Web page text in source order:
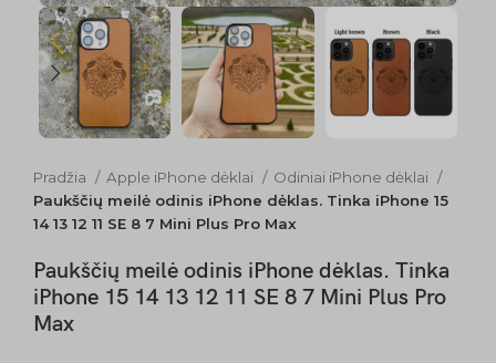
Pradžia Apple iPhone dėklai
Odiniai iPhone dėklai
Paukščių meilė odinis iPhone dėklas. Tinka iPhone 15
14 13 12 11 SE 8 7 Mini Plus Pro Max
Paukščių meilė odinis iPhone dėklas. Tinka
iPhone 15 14 13 12 11 SE 8 7 Mini Plus Pro
Max